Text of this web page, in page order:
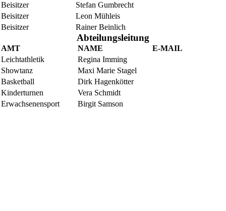
Beisitzer
Stefan Gumbrecht
Beisitzer
Leon Mühleis
Beisitzer
Rainer Beinlich
Abteilungsleitung
AMT NAME
E-MAIL
Leichtathletik
Regina Imming
Showtanz
Maxi Marie Stagel
Basketball
Dirk Hagenkötter
Kinderturnen
Vera Schmidt
Erwachsenensport
Birgit Samson